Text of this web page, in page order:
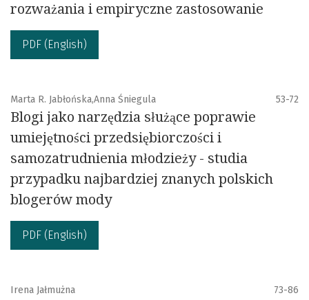
rozważania i empiryczne zastosowanie
PDF (English)
Marta R. Jabłońska,Anna Śniegula 53-72
Blogi jako narzędzia służące poprawie
umiejętności przedsiębiorczości i
samozatrudnienia młodzieży - studia
przypadku najbardziej znanych polskich
blogerów mody
PDF (English)
Irena Jałmużna 73-86